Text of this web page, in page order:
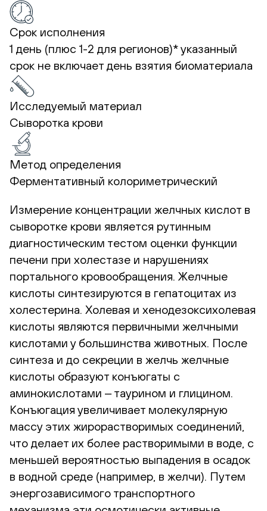
Срок исполнения
1 день (плюс 1-2 для регионов)*указанный
срок не включает день взятия биоматериала
Исследуемый материал
Сыворотка крови
Метод определения
Ферментативный колориметрический
Измерение концентрации желчных кислот в
сыворотке крови является рутинным
диагностическим тестом оценки функции
печени при холестазе и нарушениях
портального кровообращения. Желчные
кислоты синтезируются в гепатоцитах из
холестерина. Холевая и хенодезоксихолевая
кислоты являются первичными желчными
кислотами у большинства животных. После
синтеза и до секреции в желчь желчные
кислоты образуют конъюгаты с
аминокислотами ‒ таурином и глицином.
Конъюгация увеличивает молекулярную
массу этих жирорастворимых соединений,
что делает их более растворимыми в воде, с
меньшей вероятностью выпадения в осадок
в водной среде (например, в желчи). Путем
энергозависимого транспортного